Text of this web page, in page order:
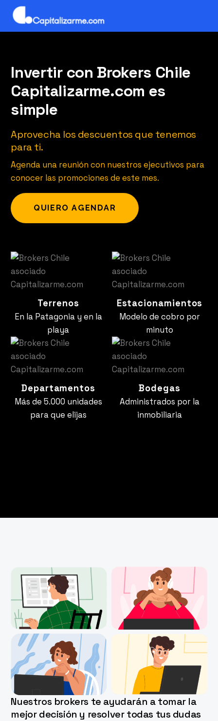
Invertir con Brokers Chile
Capitalizarme.com es
simple
Aprovecha los descuentos que tenemos
para ti.
Agenda una reunión con nuestros ejecutivos para
conocer las promociones de este mes.
QUIERO AGENDAR
Terrenos
En la Patagonia y en la
playa
Departamentos
Más de 5.000 unidades
para que elijas
Estacionamientos
Modelo de cobro por
minuto
Bodegas
Administrados por la
inmobiliaria
Nuestros brokers te ayudarán a tomar la
mejor decisión y resolver todas tus dudas